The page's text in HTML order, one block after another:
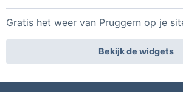
Gratis het weer van Pruggern op je
Bekijk de widgets